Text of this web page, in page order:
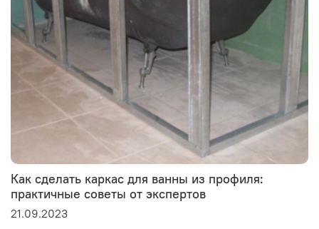
Как сделать каркас для ванны из профиля:
практичные советы от экспертов
21.09.2023